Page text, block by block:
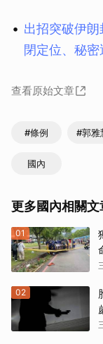
出招突破伊
閉定位、秘密
查看原始文章
#條例 #郭雅
國內
更多國內相關文
01
02